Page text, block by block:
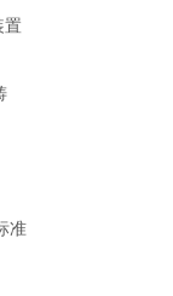
置
准